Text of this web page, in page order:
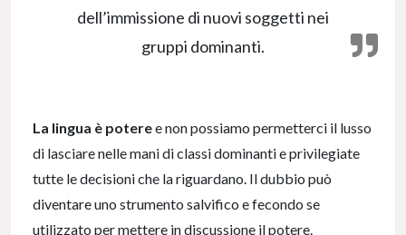
dell’immissione di nuovi soggetti nei
gruppi dominanti.
La lingua è poteree non possiamo permetterci il lusso
di lasciare nelle mani di classi dominanti e privilegiate
tutte le decisioni che la riguardano. Il dubbio può
diventare uno strumento salvifico e fecondo se
utilizzato per mettere in discussione il potere.